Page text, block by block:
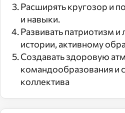
Расширять кругозор и
и навыки.
Развивать патриотизм
истории, активному
Создавать здоровую
командообразования и
коллектива